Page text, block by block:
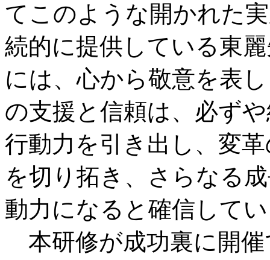
てこのような開かれた
続的に提供している東
には、心から敬意を表
の支援と信頼は、必ず
行動力を引き出し、変
を切り拓き、さらなる
動力になると確信して
本研修が成功裏に開催